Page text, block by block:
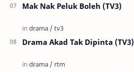
Mak Nak Peluk Boleh (TV3)
Drama Akad Tak Dipinta (TV3)